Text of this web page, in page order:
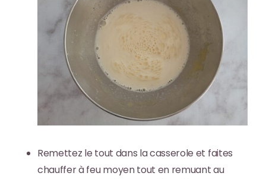
Remettez le tout dans la casserole et faites
chauffer à feu moyen tout en remuant au